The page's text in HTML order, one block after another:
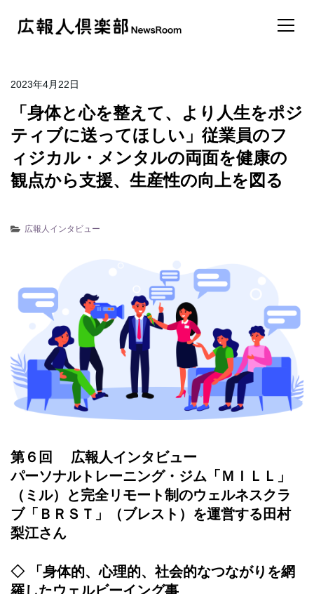
2023年4月22日
「身体と心を整えて、より人生をポジ
ティブに送ってほしい」従業員のフ
ィジカル・メンタルの両面を健康の
観点から支援、生産性の向上を図る
広報人インタビュー
第６回 広報人インタビュー
パーソナルトレーニング・ジム「ＭＩＬＬ」
（ミル）と完全リモート制のウェルネスクラ
ブ「ＢＲＳＴ」（ブレスト）を運営する田村
梨江さん
◇ 「身体的、心理的、社会的なつながりを網
羅したウェルビーイング事